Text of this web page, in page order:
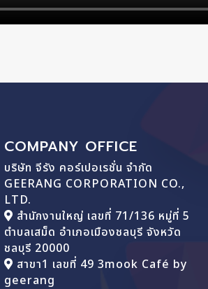
COMPANY OFFICE
บริษัท จีรัง คอร์เปอเรชั่น จำกัด
GEERANG CORPORATION CO.,
LTD.
สำนักงานใหญ่ เลขที่ 71/136 หมู่ที่ 5
ตำบลเสม็ด อำเภอเมืองชลบุรี จังหวัด
ชลบุรี 20000
สาขา1 เลขที่ 49 3mook Café by
geerang